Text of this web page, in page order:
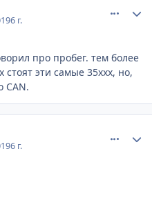
6 г.
про пробег. тем более
стоят эти самые 35xxx, но,
CAN.
6 г.